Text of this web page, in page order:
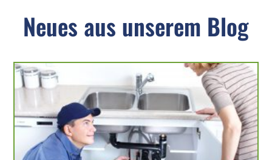
Neues aus unserem Blog